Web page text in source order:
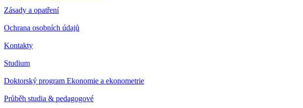
Zásady a opatření
Ochrana osobních údajů
Kontakty
Studium
Doktorský program Ekonomie a ekonometrie
Průběh studia & pedagogové